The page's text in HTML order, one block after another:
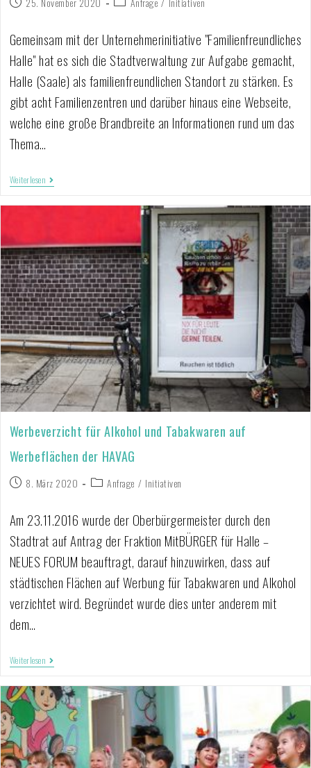
Gemeinsam mit der Unternehmerinitiative "Familienfreundliches
Halle" hat es sich die Stadtverwaltung zur Aufgabe gemacht,
Halle (Saale) als familienfreundlichen Standort zu stärken. Es
gibt acht Familienzentren und darüber hinaus eine Webseite,
welche eine große Brandbreite an Informationen rund um das
Thema…
Weiterlesen
Werbeverzicht für Alkohol und Tabakwaren auf
Werbeflächen der HAVAG
8. März 2020 Anfrage / Initiativen
Am 23.11.2016 wurde der Oberbürgermeister durch den
Stadtrat auf Antrag der Fraktion MitBÜRGER für Halle –
NEUES FORUM beauftragt, darauf hinzuwirken, dass auf
städtischen Flächen auf Werbung für Tabakwaren und Alkohol
verzichtet wird. Begründet wurde dies unter anderem mit
dem…
Weiterlesen